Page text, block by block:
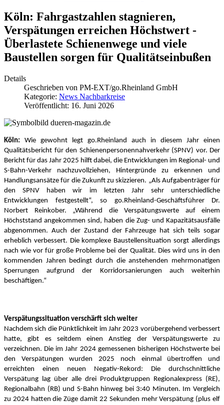
Köln: Fahrgastzahlen stagnieren,
Verspätungen erreichen Höchstwert -
Überlastete Schienenwege und viele
Baustellen sorgen für Qualitätseinbußen
Details
Geschrieben von PM-EXT/go.Rheinland GmbH
Kategorie: News Nachbarkreise
Veröffentlicht: 16. Juni 2026
Köln: Wie gewohnt legt go.Rheinland auch in diesem Jahr einen
Qualitätsbericht für den Schienenpersonennahverkehr (SPNV) vor. Der
Bericht für das Jahr 2025 hilft dabei, die Entwicklungen im Regional- und
S-Bahn-Verkehr nachzuvollziehen, Hintergründe zu erkennen und
Handlungsansätze für die Zukunft zu skizzieren. „Als Aufgabenträger für
den SPNV haben wir im letzten Jahr sehr unterschiedliche
Entwicklungen festgestellt“, so go.Rheinland-Geschäftsführer Dr.
Norbert Reinkober. „Während die Verspätungswerte auf einem
Höchststand angekommen sind, haben die Zug- und Kapazitätsausfälle
abgenommen. Auch der Zustand der Fahrzeuge hat sich teils sogar
erheblich verbessert. Die komplexe Baustellensituation sorgt allerdings
nach wie vor für große Probleme bei der Qualität. Dies wird uns in den
kommenden Jahren bedingt durch die anstehenden mehrmonatigen
Sperrungen aufgrund der Korridorsanierungen auch weiterhin
beschäftigen.“
Verspätungssituation verschärft sich weiter
Nachdem sich die Pünktlichkeit im Jahr 2023 vorübergehend verbessert
hatte, gibt es seitdem einen Anstieg der Verspätungswerte zu
verzeichnen. Die im Jahr 2024 gemessenen bisherigen Höchstwerte bei
den Verspätungen wurden 2025 noch einmal übertroffen und
erreichten einen neuen Negativ-Rekord: Die durchschnittliche
Verspätung lag über alle drei Produktgruppen Regionalexpress (RE),
Regionalbahn (RB) und S-Bahn hinweg bei 3:40 Minuten. Im Vergleich
zu 2024 hatten die Züge damit 22 Sekunden mehr Verspätung (plus elf